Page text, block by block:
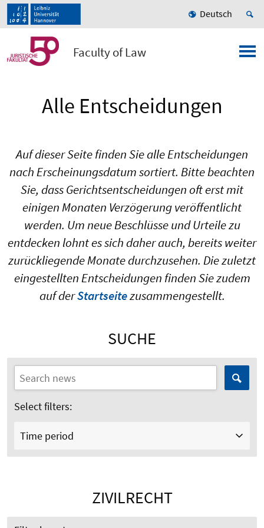
Deutsch
Faculty of Law
Alle Entscheidungen
Auf dieser Seite finden Sie alle Entscheidungen
nach Erscheinungsdatum sortiert. Bitte beachten
Sie, dass Gerichtsentscheidungen oft erst mit
einigen Monaten Verzögerung veröffentlicht
werden. Um neue Beschlüsse und Urteile zu
entdecken lohnt es sich daher auch, bereits weiter
zurückliegende Monate durchzusehen. Die zuletzt
eingestellten Entscheidungen finden Sie zudem
auf derStartseitezusammengestellt.
SUCHE
Select filters:
Time period
ZIVILRECHT